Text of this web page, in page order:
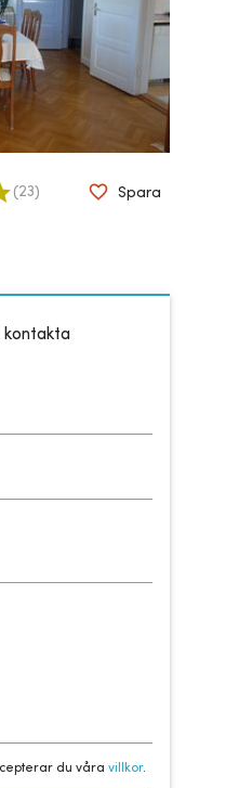
( 23 ) Spara
kontakta
du våra villkor.